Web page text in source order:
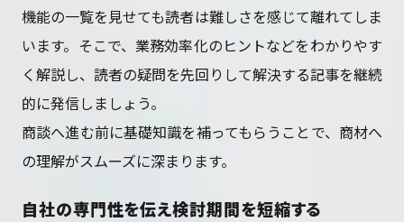
機能の一覧を見せても読者は難しさを感じて離れてしま
います。そこで、業務効率化のヒントなどをわかりやす
く解説し、読者の疑問を先回りして解決する記事を継続
的に発信しましょう。
商談へ進む前に基礎知識を補ってもらうことで、商材へ
の理解がスムーズに深まります。
自社の専門性を伝え検討期間を短縮する